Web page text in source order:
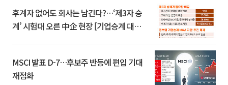
후계자 없어도 회사는 남긴다?…‘제3자 승
계’ 시험대 오른 中企 현장 [기업승계 대전
MSCI 발표 D-7…후보주 반등에 편입 기대
재점화